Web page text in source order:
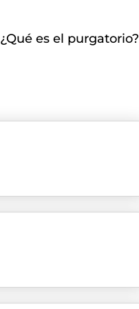
¿Qué es el purgatorio?